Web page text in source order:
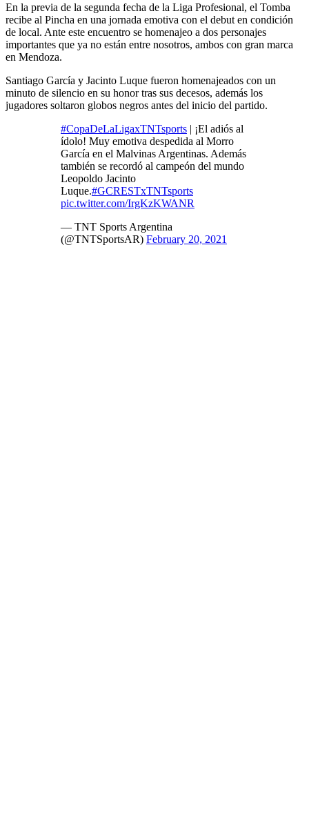
En la previa de la segunda fecha de la Liga Profesional, el Tomba
recibe al Pincha en una jornada emotiva con el debut en condición
de local. Ante este encuentro se homenajeo a dos personajes
importantes que ya no están entre nosotros, ambos con gran marca
en Mendoza.
Santiago García y Jacinto Luque fueron homenajeados con un
minuto de silencio en su honor tras sus decesos, además los
jugadores soltaron globos negros antes del inicio del partido.
#CopaDeLaLigaxTNTsports | ¡El adiós al
ídolo! Muy emotiva despedida al Morro
García en el Malvinas Argentinas. Además
también se recordó al campeón del mundo
Leopoldo Jacinto
Luque.#GCRESTxTNTsports
pic.twitter.com/IrgKzKWANR
— TNT Sports Argentina
(@TNTSportsAR) February 20, 2021